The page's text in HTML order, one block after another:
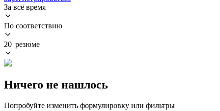
За всё время
По соответствию
20 резюме
Ничего не нашлось
Попробуйте изменить формулировку или фильтры